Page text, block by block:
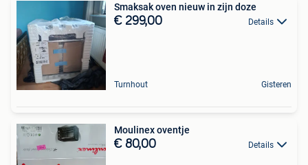
Smaksak oven nieuw in zijn doze
€ 299,00 Details
Turnhout Gisteren
Moulinex oventje
€ 80,00 Details